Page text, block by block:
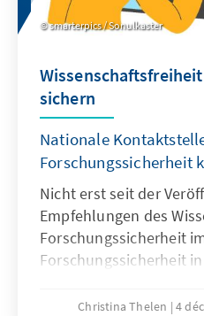
smarterpics / Sonulkaster
sichern
Nationale
Forschungssicherheit
Nicht erst seit der
Empfehlungen des
Forschungssicherheit
Forschungssicherheit
diese noch bis vor
Christina Thelen 4